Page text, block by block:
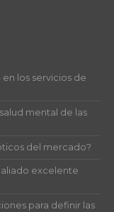
los servicios de
mental de las
del mercado?
excelente
para definir las